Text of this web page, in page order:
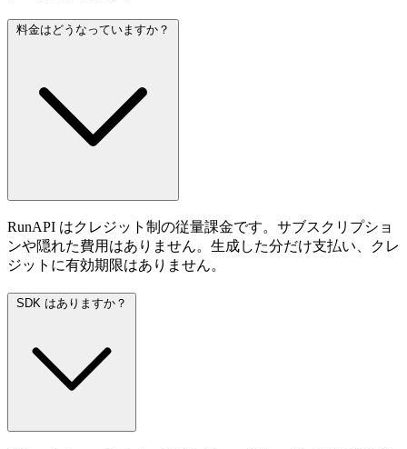
料金はどうなっていますか？
RunAPI はクレジット制の従量課金です。サブスクリプショ
ンや隠れた費用はありません。生成した分だけ支払い、クレ
ジットに有効期限はありません。
SDK はありますか？